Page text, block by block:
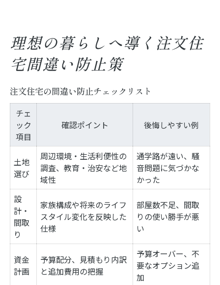
理想の暮らしへ導く注文住
宅間違い防止策
注文住宅の間違い防止チェックリスト
チェ
ック
項目
確認ポイント 後悔しやすい例
土地
選び
周辺環境・生活利便性の
調査、教育・治安など地
域性
通学路が遠い、騒
音問題に気づかな
かった
設
計・
間取
り
家族構成や将来のライフ
スタイル変化を反映した
仕様
部屋数不足、間取
りの使い勝手が悪
い
資金
計画
予算配分、見積もり内訳
と追加費用の把握
予算オーバー、不
要なオプション追
加